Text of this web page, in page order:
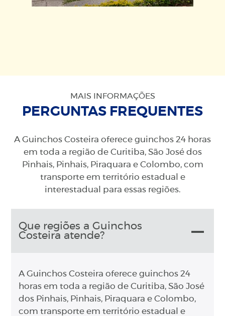
MAIS INFORMAÇÕES
PERGUNTAS FREQUENTES
A Guinchos Costeira oferece guinchos 24 horas
em toda a região de Curitiba, São José dos
Pinhais, Pinhais, Piraquara e Colombo, com
transporte em território estadual e
interestadual para essas regiões.
Que regiões a Guinchos
Costeira atende?
A Guinchos Costeira oferece guinchos 24
horas em toda a região de Curitiba, São José
dos Pinhais, Pinhais, Piraquara e Colombo,
com transporte em território estadual e